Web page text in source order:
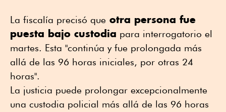
La fiscalía precisó que otra persona fue
puesta bajo custodia para interrogatorio el
martes. Esta "continúa y fue prolongada más
allá de las 96 horas iniciales, por otras 24
horas".
La justicia puede prolongar excepcionalmente
una custodia policial más allá de las 96 horas